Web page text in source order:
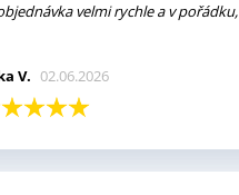
velmi rychle a v pořádku,
V. 02.06.2026